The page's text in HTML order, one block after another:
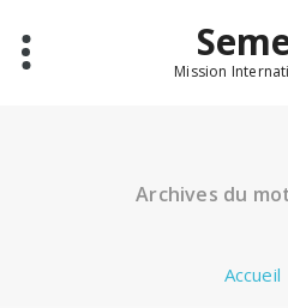
contenu
Mission
Archives du
Accueil